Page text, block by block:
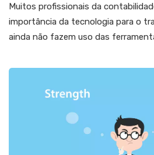
Muitos profissionais da
importância da tecnologia para o
ainda não fazem uso das